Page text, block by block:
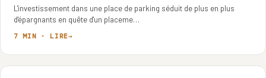
L'investissement dans une place de parking séduit de plus en plus
d'épargnants en quête d'un placeme…
7 MIN · LIRE